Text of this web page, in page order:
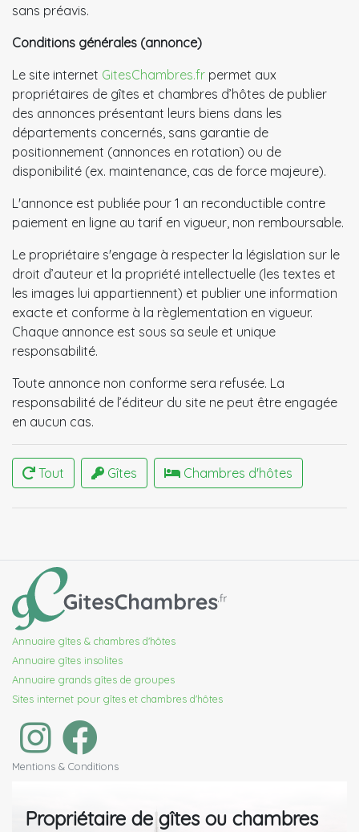
sans préavis.
Conditions générales (annonce)
Le site internet GitesChambres.fr permet aux
propriétaires de gîtes et chambres d’hôtes de publier
des annonces présentant leurs biens dans les
départements concernés, sans garantie de
positionnement (annonces en rotation) ou de
disponibilité (ex. maintenance, cas de force majeure).
L'annonce est publiée pour 1 an reconductible contre
paiement en ligne au tarif en vigueur, non remboursable.
Le propriétaire s'engage à respecter la législation sur le
droit d’auteur et la propriété intellectuelle (les textes et
les images lui appartiennent) et publier une information
exacte et conforme à la règlementation en vigueur.
Chaque annonce est sous sa seule et unique
responsabilité.
Toute annonce non conforme sera refusée. La
responsabilité de l’éditeur du site ne peut être engagée
en aucun cas.
Tout Gîtes Chambres d'hôtes
Annuaire gîtes & chambres d'hôtes
Annuaire gîtes insolites
Annuaire grands gîtes de groupes
Sites internet pour gîtes et chambres d'hôtes
Mentions & Conditions
Propriétaire de gîtes ou chambres